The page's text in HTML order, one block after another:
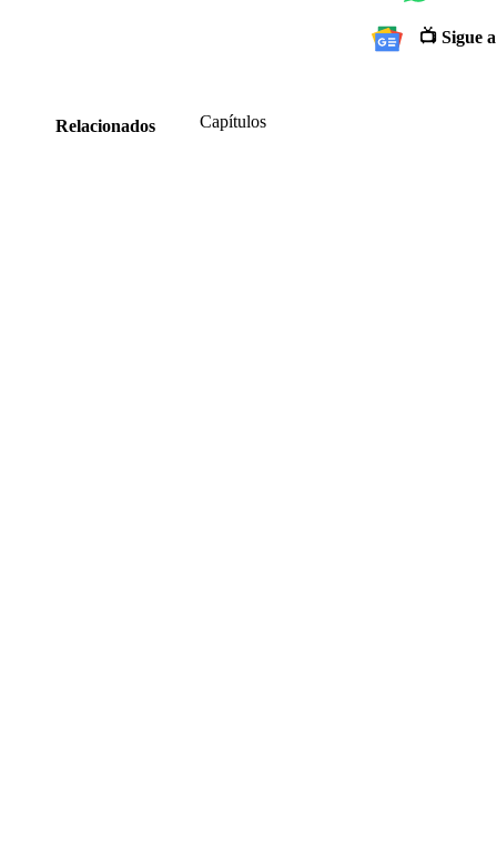
📺 Sigue
Relacionados Capítulos